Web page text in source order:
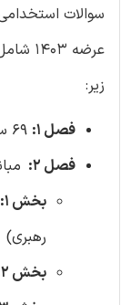
سوالات
عرضه 1403 شامل 253 سوال
زیر:
فصل 1:
فصل 2:
بخش 1:
رهبری)
بخش 2: